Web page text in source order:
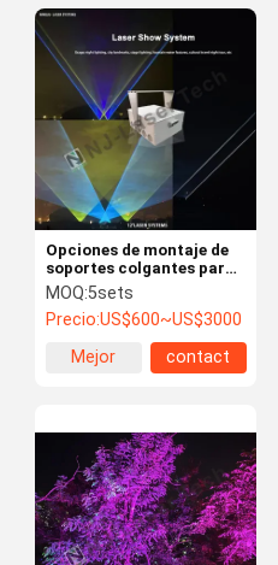
Opciones de montaje de
soportes colgantes para
conciertos de -20°C a
40°C y más Opciones
MOQ:5sets
Precio:US$600~US$3000
Mejor
contact